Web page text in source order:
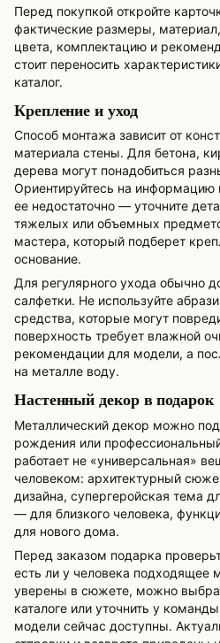
Перед покупкой откройте
фактические размеры,
цвета, комплектацию и
стоит переносить
каталог.
Крепление и уход
Способ монтажа зависит от
материала стены. Для бетона,
дерева могут понадобиться
Ориентируйтесь на информацию
ее недостаточно — уточните
тяжелых или объемных
мастера, который подберет
основание.
Для регулярного ухода обычно
салфетки. Не используйте
средства, которые могут
поверхность требует влажной
рекомендации для модели, а
на металле воду.
Настенный декор в подарок
Металлический декор можно
рождения или
работает не «универсальная»
человеком: архитектурный
дизайна, супергеройская тема
— для близкого человека,
для нового дома.
Перед заказом подарка
есть ли у человека подходящее
уверены в сюжете, можно
каталоге или уточнить у
модели сейчас доступны.